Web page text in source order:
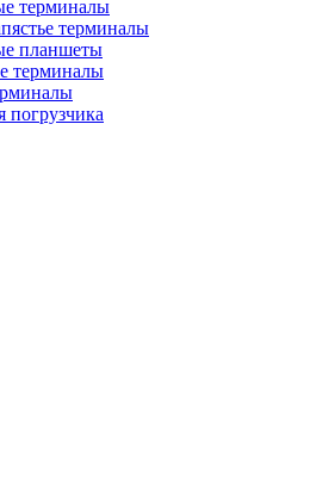
терминалы
терминалы
планшеты
терминалы
погрузчика